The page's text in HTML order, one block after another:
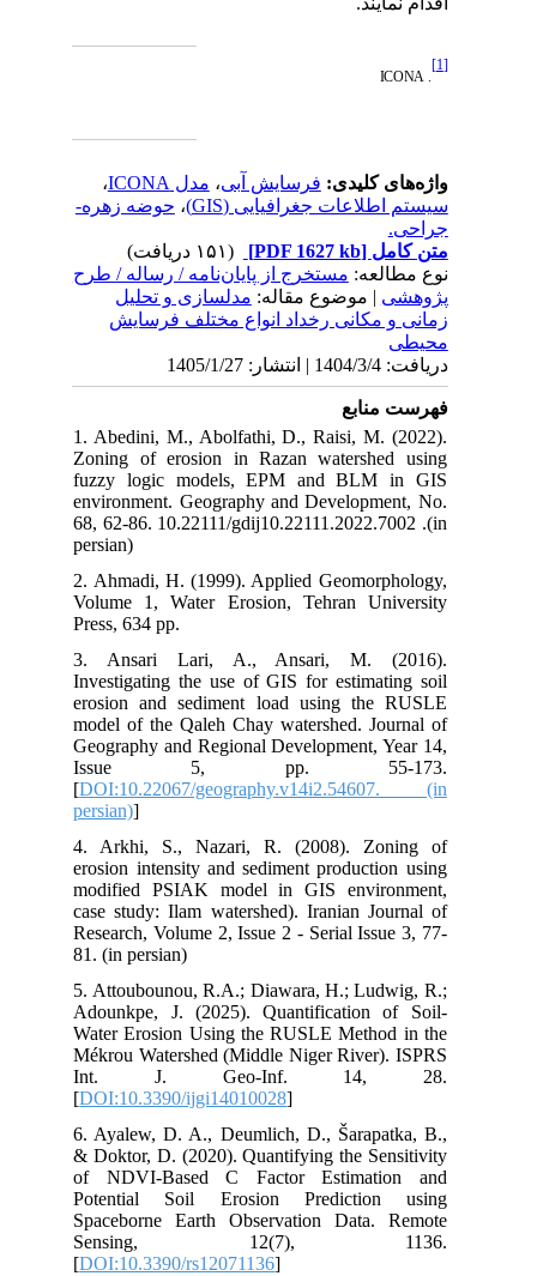
.
ICONA
واژه‌های کلیدی:فرسایش آبی،مدل ICONA
،
سیستم اطلاعات جغرافیایی (GIS)
،حوضه زهره-
جراحی.
متن کامل[PDF 1627 kb]
نوع مطالعه:مستخرج از پایان‌نامه / رساله / طرح
پژوهشی| موضوع مقاله:مدلسازی و تحلیل
زمانی و مکانی رخداد انواع مختلف فرسایش
محیطی
دریافت: 1404/3/4 | انتشار: 1405/1/27
فهرست منابع
1. Abedini, M., Abolfathi, D., Raisi, M. (2022).
Zoning of erosion in Razan watershed using
fuzzy logic models, EPM and BLM in GIS
environment. Geography and Development, No.
68, 62-86. 10.22111/gdij10.22111.2022.7002 .(in
persian)
2. Ahmadi, H. (1999). Applied Geomorphology,
Volume 1, Water Erosion, Tehran University
Press, 634 pp.
3. Ansari Lari, A., Ansari, M. (2016).
Investigating the use of GIS for estimating soil
erosion and sediment load using the RUSLE
model of the Qaleh Chay watershed. Journal of
Geography and Regional Development, Year 14,
Issue 5, pp. 55-173.
[DOI:10.22067/geography.v14i2.54607. (in
persian)
4. Arkhi, S., Nazari, R. (2008). Zoning of
erosion intensity and sediment production using
modified PSIAK model in GIS environment,
case study: Ilam watershed). Iranian Journal of
Research, Volume 2, Issue 2 - Serial Issue 3, 77-
81. (in persian)
5. Attoubounou, R.A.; Diawara, H.; Ludwig, R.;
Adounkpe, J. (2025). Quantification of Soil-
Water Erosion Using the RUSLE Method in the
Mékrou Watershed (Middle Niger River). ISPRS
Int. J. Geo-Inf. 14, 28.
[DOI:10.3390/ijgi14010028
6. Ayalew, D. A., Deumlich, D., Šarapatka, B.,
& Doktor, D. (2020). Quantifying the Sensitivity
of NDVI-Based C Factor Estimation and
Potential Soil Erosion Prediction using
Spaceborne Earth Observation Data. Remote
Sensing, 12(7), 1136.
[DOI:10.3390/rs12071136